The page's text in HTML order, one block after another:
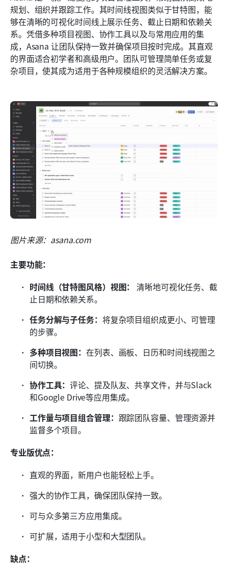
规划、组织并跟踪工作。其时间线视图类似于甘特图，能
够在清晰的可视化时间线上展示任务、截止日期和依赖关
系。凭借多种项目视图、协作工具以及与常用应用的集
成，Asana 让团队保持一致并确保项目按时完成。其直观
的界面适合初学者和高级用户。团队可管理简单任务或复
杂项目，使其成为适用于各种规模组织的灵活解决方案。
图片来源：asana.com
主要功能：
时间线（甘特图风格）视图：
清晰地可视化任务、截
止日期和依赖关系。
任务分解与子任务： 将复杂项目组织成更小、可管理
的步骤。
多种项目视图：在列表、画板、日历和时间线视图之
间切换。
协作工具：评论、提及队友、共享文件，并与Slack
和Google Drive等应用集成。
工作量与项目组合管理： 跟踪团队容量、管理资源并
监督多个项目。
专业版优点：
直观的界面，新用户也能轻松上手。
强大的协作工具，确保团队保持一致。
可与众多第三方应用集成。
可扩展，适用于小型和大型团队。
缺点：